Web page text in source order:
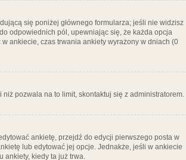
się poniżej głównego formularza; jeśli nie widzisz
odpowiednich pól, upewniając się, że każda opcja
ankiecie, czas trwania ankiety wyrażony w dniach (0
pozwala na to limit, skontaktuj się z administratorem.
ankietę, przejdź do edycji pierwszego posta w
lub edytować jej opcje. Jednakże, jeśli w ankiecie
ankiety, kiedy ta już trwa.